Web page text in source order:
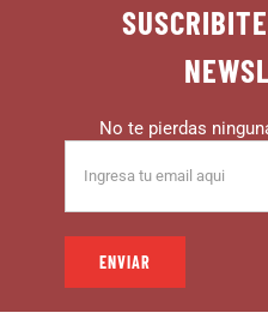
No te pierdas